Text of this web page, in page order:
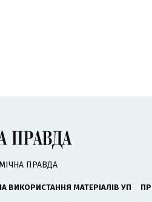
ПРАВДА
ВИКОРИСТАННЯ МАТЕРІАЛІВ УП